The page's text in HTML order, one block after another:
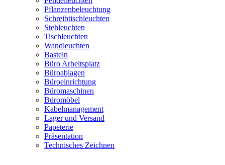
Pflanzenbeleuchtung
Schreibtischleuchten
Stehleuchten
Tischleuchten
Wandleuchten
Basteln
Büro Arbeitsplatz
Büroablagen
Büroeinrichtung
Büromaschinen
Büromöbel
Kabelmanagement
Lager und Versand
Papeterie
Präsentation
Technisches Zeichnen